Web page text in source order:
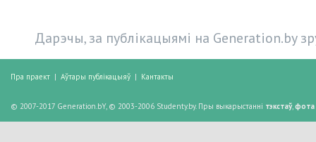
Дарэчы, за публікацыямі на Generation.by
Пра праект | Аўтары публікацыяў | Кантакты
© 2007-2017 Generation.bY, © 2003-2006 Studenty.by. Пры выкарыстанні тэкстаў, фота